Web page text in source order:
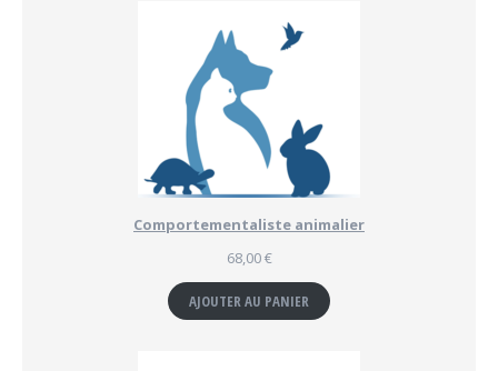
Comportementaliste animalier
68,00€
AJOUTER AU PANIER